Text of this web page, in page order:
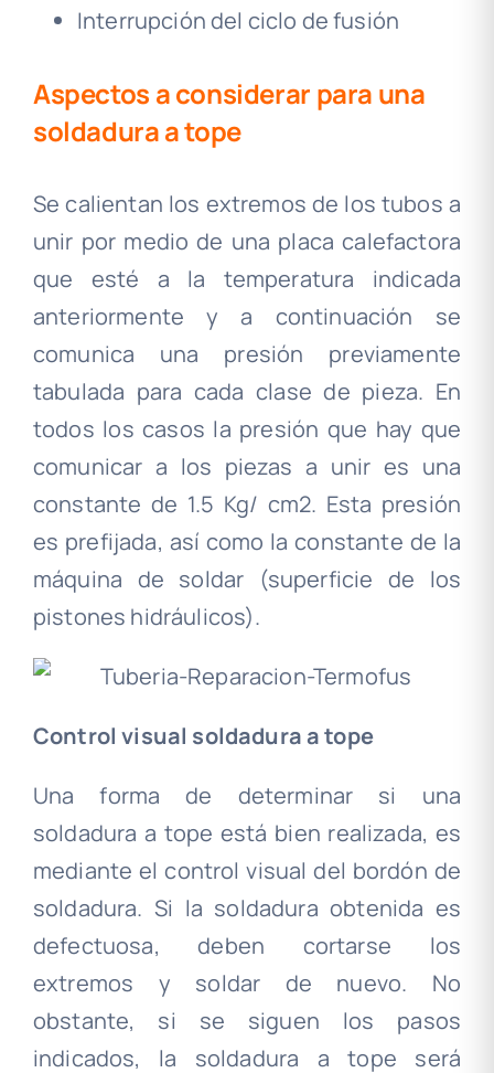
Interrupción del ciclo de fusión
Aspectos a considerar para una
soldadura a tope
Se calientan los extremos de los tubos a
unir por medio de una placa calefactora
que esté a la temperatura indicada
anteriormente y a continuación se
comunica una presión previamente
tabulada para cada clase de pieza. En
todos los casos la presión que hay que
comunicar a los piezas a unir es una
constante de 1.5 Kg/ cm2. Esta presión
es prefijada, así como la constante de la
máquina de soldar (superficie de los
pistones hidráulicos).
Control visual soldadura a tope
Una forma de determinar si una
soldadura a tope está bien realizada, es
mediante el control visual del bordón de
soldadura. Si la soldadura obtenida es
defectuosa, deben cortarse los
extremos y soldar de nuevo. No
obstante, si se siguen los pasos
indicados, la soldadura a tope será